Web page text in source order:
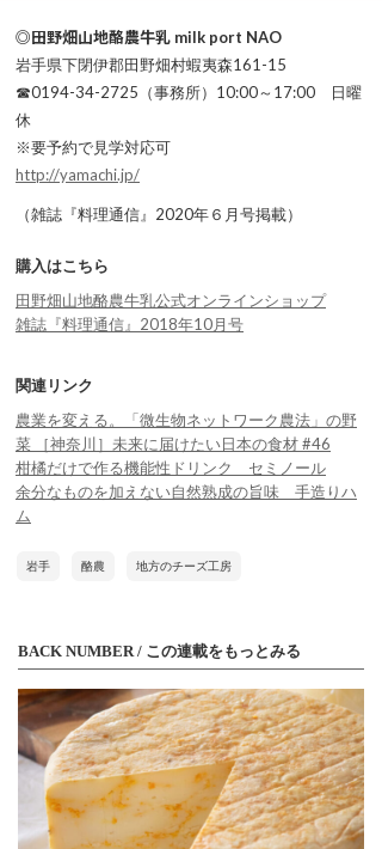
◎田野畑山地酪農牛乳 milk port NAO
岩手県下閉伊郡田野畑村蝦夷森161-15
☎0194-34-2725（事務所）10:00～17:00 日曜
休
※要予約で見学対応可
http://yamachi.jp/
（雑誌『料理通信』2020年６月号掲載）
購入はこちら
田野畑山地酪農牛乳公式オンラインショップ
雑誌『料理通信』2018年10月号
関連リンク
農業を変える。「微生物ネットワーク農法」の野
菜 ［神奈川］未来に届けたい日本の食材 #46
柑橘だけで作る機能性ドリンク セミノール
余分なものを加えない自然熟成の旨味 手造りハ
ム
岩手 酪農 地方のチーズ工房
BACK NUMBER / この連載をもっとみる